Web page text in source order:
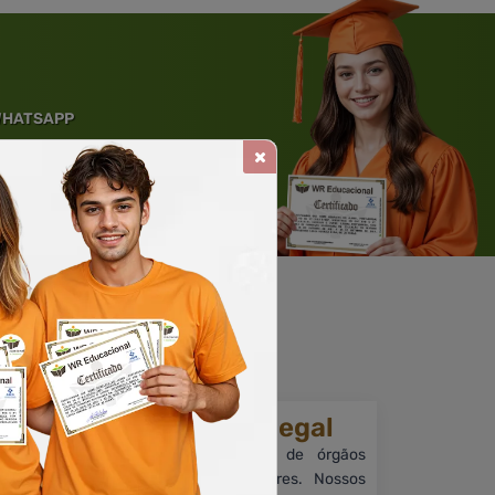
Solicite um WhatsApp
Reconhecimento legal
Embora sem reconhecimento de órgãos
como MEC e outros reguladores. Nossos